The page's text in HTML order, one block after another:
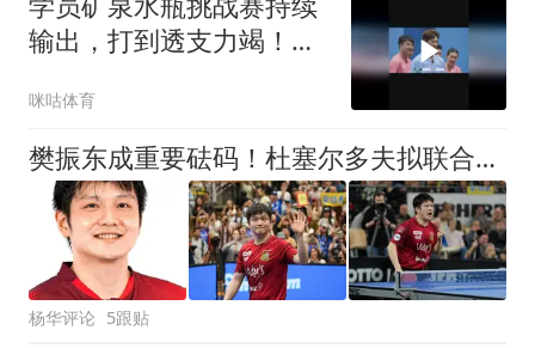
输出，打到透支力竭！乒
咪咕体育
樊振东成重要砝码！杜塞尔多夫拟联合申办奥运会，承办乒乓球项目
杨华评论 5跟贴